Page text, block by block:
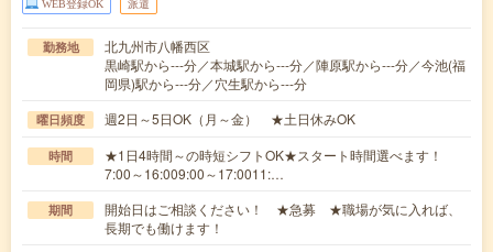
WEB登録OK 派遣
勤務地
北九州市八幡西区
黒崎駅から---分／本城駅から---分／陣原駅から---分／今池(福
岡県)駅から---分／穴生駅から---分
曜日頻度 週2日～5日OK（月～金） ★土日休みOK
時間
★1日4時間～の時短シフトOK★スタート時間選べます！
7:00～16:009:00～17:0011:…
期間
開始日はご相談ください！ ★急募 ★職場が気に入れば、
長期でも働けます！